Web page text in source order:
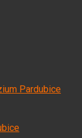
Pardubice